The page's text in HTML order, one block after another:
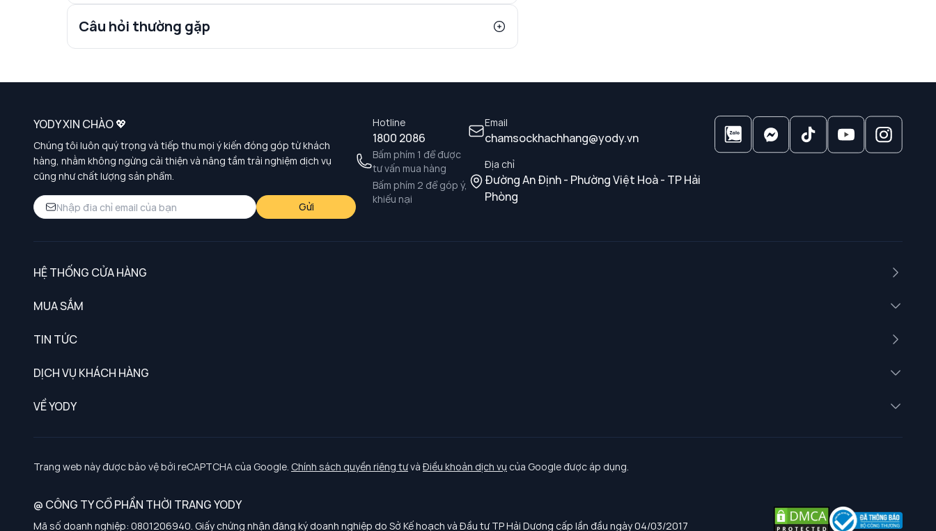
Câu hỏi thường gặp
Hotline
1800 2086
Bấm phím 1 để được
tư vấn mua hàng
Bấm phím 2 để góp ý,
khiếu nại
Email
chamsockhachhang@yody.vn
Địa chỉ
Đường An Định - Phường Việt Hoà - TP Hải
Phòng
YODY XIN CHÀO 💖
Chúng tôi luôn quý trọng và tiếp thu mọi ý kiến đóng góp từ khách
hàng, nhằm không ngừng cải thiện và nâng tầm trải nghiệm dịch vụ
cũng như chất lượng sản phẩm.
Gửi
HỆ THỐNG CỬA HÀNG
MUA SẮM
TIN TỨC
DỊCH VỤ KHÁCH HÀNG
Chính sách khách hàng thân thiết
Chính sách bảo vệ dữ liệu cá nhân
Chính sách thanh toán, giao nhận
Chính sách chất lượng và an toàn sức khoẻ nghề nghiệp
VỀ YODY
Tuyển dụng
Trang web này được bảo vệ bởi reCAPTCHA của Google. Chính sách quyền riêng tưvà Điều khoản dịch vụ của Google được áp dụng.
@ CÔNG TY CỔ PHẦN THỜI TRANG YODY
Mã số doanh nghiệp: 0801206940. Giấy chứng nhận đăng ký doanh nghiệp do Sở Kế hoạch và Đầu tư TP Hải Dương cấp lần đầu ngày 04/03/2017